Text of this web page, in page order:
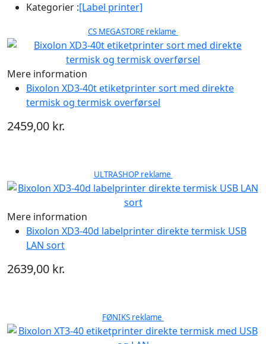
Kategorier :[Label printer]
CS MEGASTORE reklame
Mere information
Bixolon XD3-40t etiketprinter sort med direkte
termisk og termisk overførsel
2459,00 kr.
ULTRASHOP reklame
Mere information
Bixolon XD3-40d labelprinter direkte termisk USB
LAN sort
2639,00 kr.
FØNIKS reklame